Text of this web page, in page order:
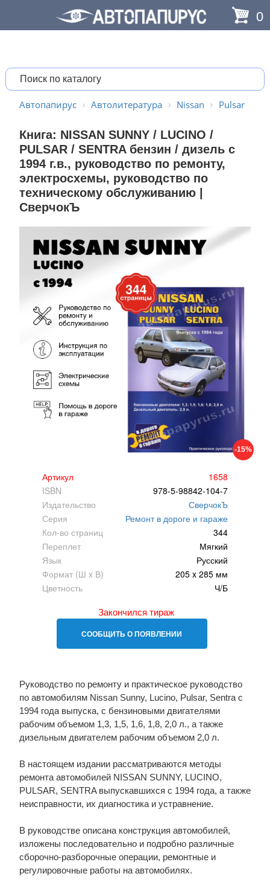
0
Автопапирус Автолитература Nissan Pulsar
Книга: NISSAN SUNNY / LUCINO /
PULSAR / SENTRA бензин / дизель с
1994 г.в., руководство по ремонту,
электросхемы, руководство по
техническому обслуживанию |
СверчокЪ
-15%
Артикул
1658
ISBN
978-5-98842-104-7
Издательство
СверчокЪ
Серия
Ремонт в дороге и гараже
Кол-во страниц
344
Переплет
Мягкий
Язык
Русский
Формат (Ш x В)
205 x 285 мм
Цветность
Ч/Б
Закончился тираж
СООБЩИТЬ О ПОЯВЛЕНИИ
Руководство по ремонту и практическое руководство
по автомобилям Nissan Sunny, Lucino, Pulsar, Sentra с
1994 года выпуска, с бензиновыми двигателями
рабочим объемом 1,3, 1,5, 1,6, 1,8, 2,0 л., а также
дизельным двигателем рабочим объемом 2,0 л.
В настоящем издании рассматриваются методы
ремонта автомобилей NISSAN SUNNY, LUCINO,
PULSAR, SENTRA выпускавшихся с 1994 года, а также
неисправности, их диагностика и устравнение.
В руководстве описана конструкция автомобилей,
изложены последовательно и подробно различные
сборочно-разборочные операции, ремонтные и
регулировочные работы на автомобилях.